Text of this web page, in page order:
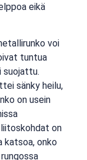
eikä
voi
tuntua
suojattu.
sänky heilu,
on usein
on
katsoa, onko